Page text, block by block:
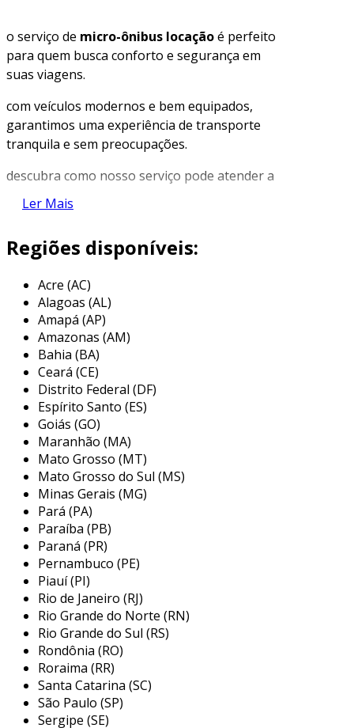
o serviço de micro-ônibus locaçãoé perfeito
para quem busca conforto e segurança em
suas viagens.
com veículos modernos e bem equipados,
garantimos uma experiência de transporte
tranquila e sem preocupações.
descubra como nosso serviço pode atender a
eventos de todos os tipos com eficiência e
qualidade.
características do micro-ônibus
os micro-ônibus disponibilizados para locação
são equipados com
geraçãopara garantir uma operação segura e
eficiente.
cada veículo conta com um motor potente e
eficiente em termos de consumo de
combustível, reduzindo custos operacionais e
aumentando a eficiência econômica para sua
empresa.
além disso, os sistemas de freio abs
proporcionam paradas seguras e controladas,
minimizando riscos de acidentes e garantindo a
integridade e segurança dos passageiros e das
cargas transportadas.
nossos micro-ônibus também são projetados
com uma estrutura reforçada e um sistema de
suspensão robusto, capaz de lidar com
diferentes tipos de terreno, garantindo viagens
suaves e sem interrupções, mesmo em
condições difíceis.
vantagens da locação
Ler Mais
Regiões disponíveis:
Acre (AC)
Alagoas (AL)
Amapá (AP)
Amazonas (AM)
Bahia (BA)
Ceará (CE)
Distrito Federal (DF)
Espírito Santo (ES)
Goiás (GO)
Maranhão (MA)
Mato Grosso (MT)
Mato Grosso do Sul (MS)
Minas Gerais (MG)
Pará (PA)
Paraíba (PB)
Paraná (PR)
Pernambuco (PE)
Piauí (PI)
Rio de Janeiro (RJ)
Rio Grande do Norte (RN)
Rio Grande do Sul (RS)
Rondônia (RO)
Roraima (RR)
Santa Catarina (SC)
São Paulo (SP)
Sergipe (SE)